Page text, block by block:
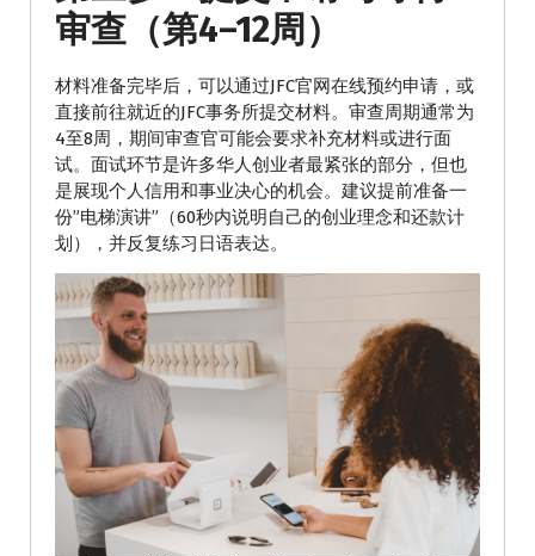
审查（第4–12周）
材料准备完毕后，可以通过JFC官网在线预约申请，或
直接前往就近的JFC事务所提交材料。审查周期通常为
4至8周，期间审查官可能会要求补充材料或进行面
试。面试环节是许多华人创业者最紧张的部分，但也
是展现个人信用和事业决心的机会。建议提前准备一
份”电梯演讲”（60秒内说明自己的创业理念和还款计
划），并反复练习日语表达。